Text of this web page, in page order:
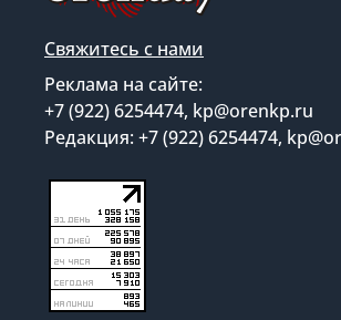
Свяжитесь с нами
Реклама на сайте:
+7 (922) 6254474, kp@orenkp.ru
Редакция: +7 (922) 6254474,